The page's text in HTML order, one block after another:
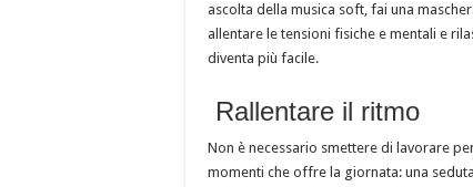
ascolta della musica soft, fai una
allentare le tensioni fisiche e mentali e
diventa più facile.
Rallentare il ritmo
Non è necessario smettere di lavorare
momenti che offre la giornata: una